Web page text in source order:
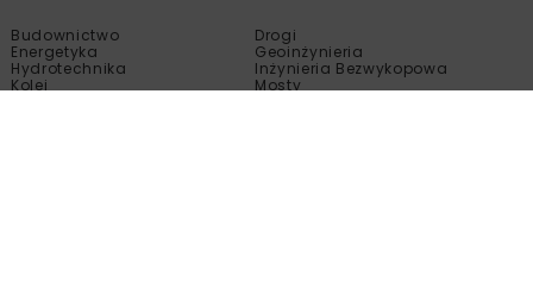
Budownictwo
Drogi
Energetyka
Geoinżynieria
Hydrotechnika
Inżynieria Bezwykopowa
Kolej
Mosty